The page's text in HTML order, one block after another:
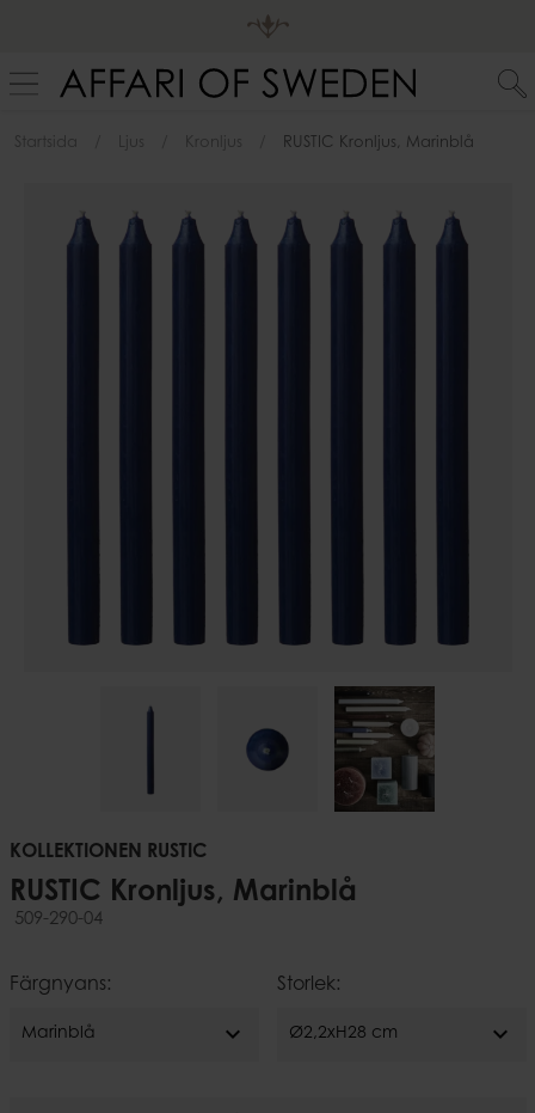
Startsida Ljus Kronljus RUSTIC Kronljus, Marinblå
KOLLEKTIONEN RUSTIC
RUSTIC Kronljus, Marinblå
509-290-04
Färgnyans:
Marinblå expand_more
Storlek:
Ø2,2xH28 cm expand_more